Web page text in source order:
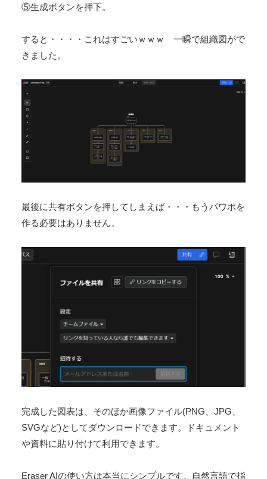
⑤生成ボタンを押下。
すると・・・・これはすごいｗｗｗ 一瞬で組織図がで
きました。
最後に共有ボタンを押してしまえば・・・もうパワポを
作る必要はありません。
完成した図表は、そのほか画像ファイル(PNG、JPG、
SVGなど)としてダウンロードできます。ドキュメント
や資料に貼り付けて利用できます。
Eraser AIの使い方は本当にシンプルです。自然言語で指